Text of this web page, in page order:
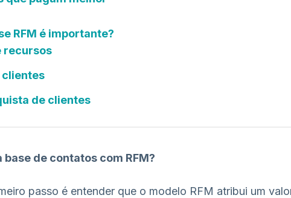
RFM é importante?
recursos
clientes
de clientes
de contatos com RFM?
passo é entender que o modelo RFM atribui um